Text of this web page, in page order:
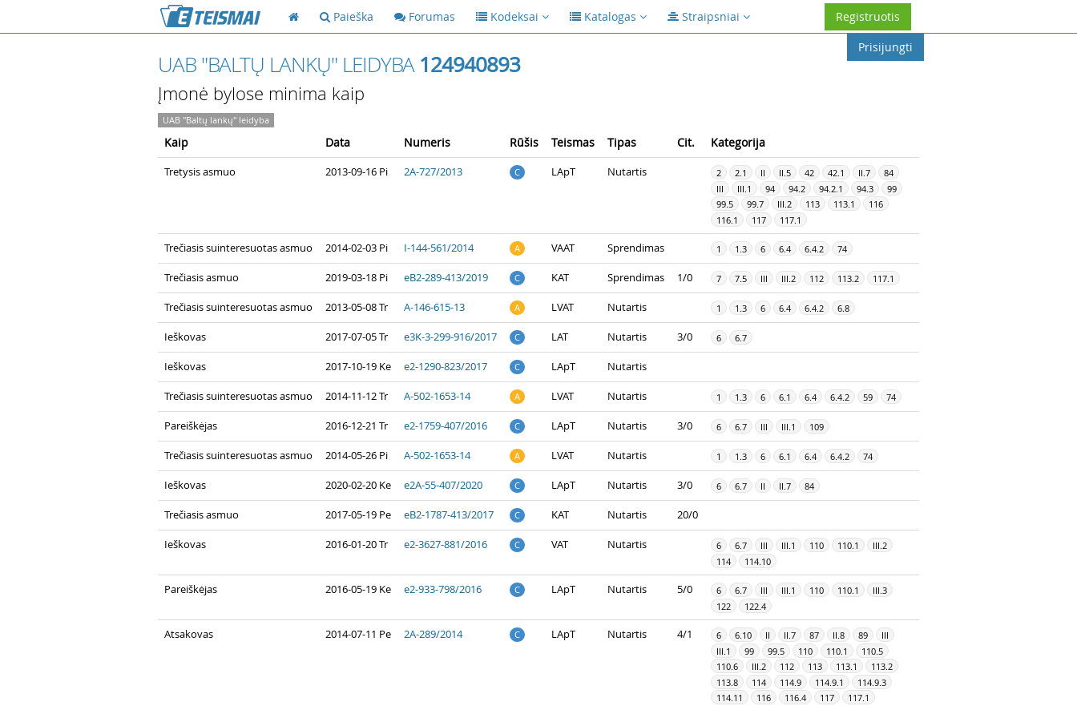
Paieška Forumas Kodeksai Katalogas Straipsniai
Registruotis
Prisijungti
UAB "BALTŲ LANKŲ" LEIDYBA 124940893
Įmonė bylose minima kaip
UAB "Baltų lankų" leidyba
Kaip Data Numeris Rūšis Teismas Tipas Cit. Kategorija
Tretysis asmuo 2013-09-16 Pi 2A-727/2013 C LApT Nutartis 2 2.1 II II.5 42 42.1 II.7
84
III
III.1 94 94.2 94.2.1 94.3
99
99.5
99.7 III.2 113 113.1
116
116.1
117 117.1
Trečiasis suinteresuotas asmuo 2014-02-03 Pi I-144-561/2014 A VAAT Sprendimas 1 1.3 6 6.4 6.4.2 74
Trečiasis asmuo 2019-03-18 Pi eB2-289-413/2019 C KAT Sprendimas 1/0 7 7.5 III III.2 112 113.2 117.1
Trečiasis suinteresuotas asmuo 2013-05-08 Tr A-146-615-13 A LVAT Nutartis 1 1.3 6 6.4 6.4.2 6.8
Ieškovas 2017-07-05 Tr e3K-3-299-916/2017 C LAT Nutartis 3/0 6 6.7
Ieškovas 2017-10-19 Ke e2-1290-823/2017 C LApT Nutartis
Trečiasis suinteresuotas asmuo 2014-11-12 Tr A-502-1653-14 A LVAT Nutartis 1 1.3 6 6.1 6.4 6.4.2 59 74
Pareiškėjas 2016-12-21 Tr e2-1759-407/2016 C LApT Nutartis 3/0 6 6.7 III III.1 109
Trečiasis suinteresuotas asmuo 2014-05-26 Pi A-502-1653-14 A LVAT Nutartis 1 1.3 6 6.1 6.4 6.4.2 74
Ieškovas 2020-02-20 Ke e2A-55-407/2020 C LApT Nutartis 3/0 6 6.7 II II.7 84
Trečiasis asmuo 2017-05-19 Pe eB2-1787-413/2017 C KAT Nutartis 20/0
Ieškovas 2016-01-20 Tr e2-3627-881/2016 C VAT Nutartis 6 6.7 III III.1 110 110.1
III.2
114
114.10
Pareiškėjas 2016-05-19 Ke e2-933-798/2016 C LApT Nutartis 5/0 6 6.7 III III.1 110 110.1
III.3
122
122.4
Atsakovas 2014-07-11 Pe 2A-289/2014 C LApT Nutartis 4/1 6 6.10 II II.7 87 II.8 89
III
III.1
99 99.5 110 110.1
110.5
110.6
III.2 112 113 113.1
113.2
113.8
114 114.9 114.9.1
114.9.3
114.11
116 116.4 117 117.1